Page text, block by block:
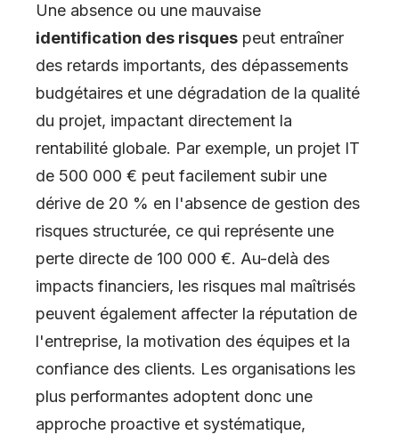
Une absence ou une mauvaise
identification des risques peut entraîner
des retards importants, des dépassements
budgétaires et une dégradation de la qualité
du projet, impactant directement la
rentabilité globale. Par exemple, un projet IT
de 500 000 € peut facilement subir une
dérive de 20 % en l'absence de gestion des
risques structurée, ce qui représente une
perte directe de 100 000 €. Au-delà des
impacts financiers, les risques mal maîtrisés
peuvent également affecter la réputation de
l'entreprise, la motivation des équipes et la
confiance des clients. Les organisations les
plus performantes adoptent donc une
approche proactive et systématique,